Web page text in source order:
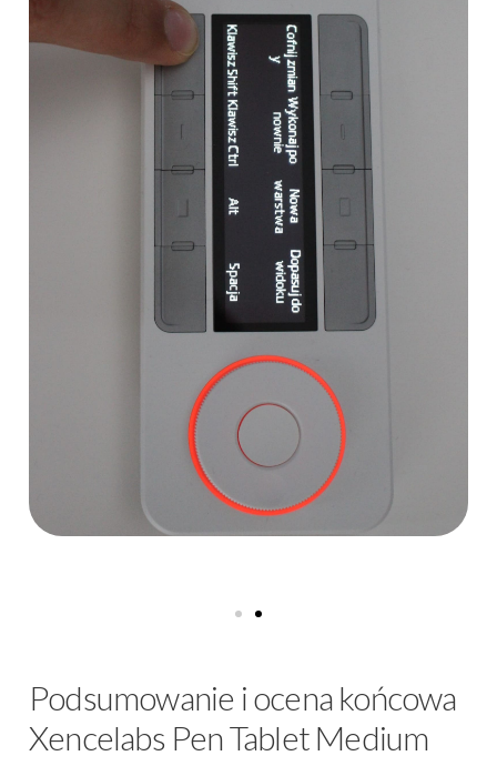
Podsumowanie i ocena końcowa
Xencelabs Pen Tablet Medium